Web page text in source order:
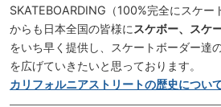
SKATEBOARDING（100%完全にスケー
からも日本全国の皆様に スケボー、スケ
をいち早く提供し、スケートボーダー達
を広げていきたいと思っております。
カリフォルニアストリートの歴史につい